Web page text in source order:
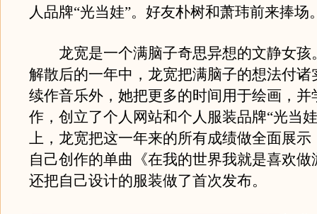
人品牌“光当娃”。好友朴树和萧玮前来捧场
龙宽是一个满脑子奇思异想的文静女孩
解散后的一年中，龙宽把满脑子的想法付诸
续作音乐外，她把更多的时间用于绘画，并
作，创立了个人网站和个人服装品牌“光当
上，龙宽把这一年来的所有成绩做全面展示
自己创作的单曲《在我的世界我就是喜欢
还把自己设计的服装做了首次发布。